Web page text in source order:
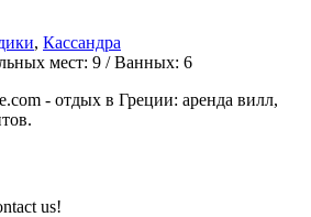
, Кассандра
мест: 9 /Ванных: 6
- отдых в Греции: аренда вилл,
us!